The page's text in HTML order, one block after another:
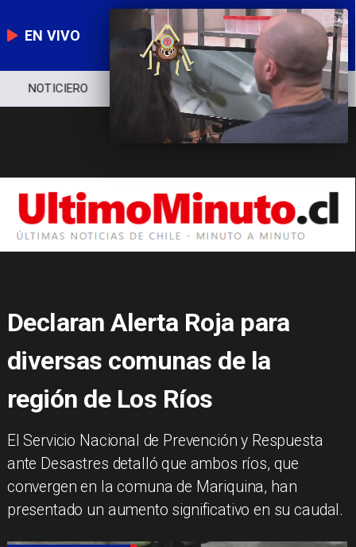
EN VIVO
NOTICIERO POLÍTICA ECONOMÍA
Declaran Alerta Roja para
diversas comunas de la
región de Los Ríos
El Servicio Nacional de Prevención y Respuesta
ante Desastres detalló que ambos ríos, que
convergen en la comuna de Mariquina, han
presentado un aumento significativo en su caudal.